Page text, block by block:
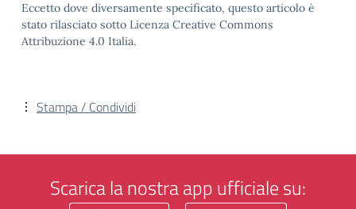
Eccetto dove diversamente specificato, questo articolo è
stato rilasciato sotto Licenza Creative Commons
Attribuzione 4.0 Italia.
Stampa / Condividi
Scarica la nostra app ufficiale su: